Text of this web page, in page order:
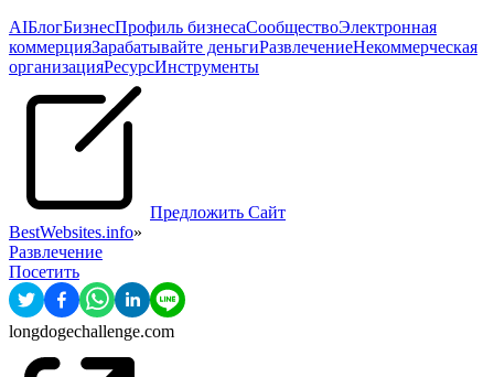
AIБлогБизнесПрофиль бизнесаСообществоЭлектронная
коммерцияЗарабатывайте деньгиРазвлечениеНекоммерческая
организацияPесурсИнструменты
Предложить Сайт
BestWebsites.info»
Развлечение
Посетить
longdogechallenge.com